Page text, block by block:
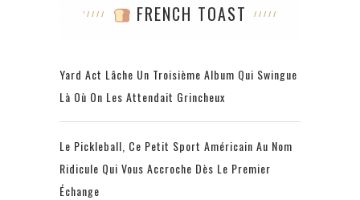
FRENCH TOAST
Yard Act Lâche Un Troisième Album Qui Swingue
Là Où On Les Attendait Grincheux
Le Pickleball, Ce Petit Sport Américain Au Nom
Ridicule Qui Vous Accroche Dès Le Premier
Échange